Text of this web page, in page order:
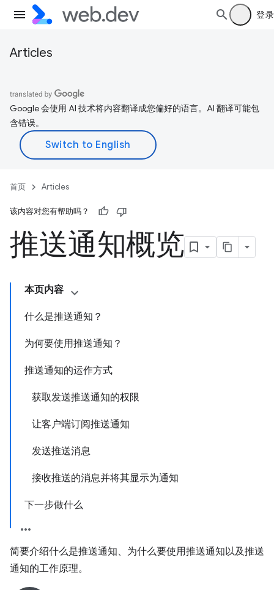
登录
Articles
Google 会使用 AI 技术将内容翻译成您偏好的语言。AI 翻译可能包
含错误。
首页 Articles
该内容对您有帮助吗？
推送通知概览
本页内容
什么是推送通知？
为何要使用推送通知？
推送通知的运作方式
获取发送推送通知的权限
让客户端订阅推送通知
发送推送消息
接收推送的消息并将其显示为通知
下一步做什么
简要介绍什么是推送通知、为什么要使用推送通知以及推送
通知的工作原理。